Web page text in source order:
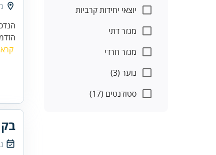
יוצאי יחידות קרביות
מגזר דתי
מגזר חרדי
נוער (3)
סטודנטים (17)